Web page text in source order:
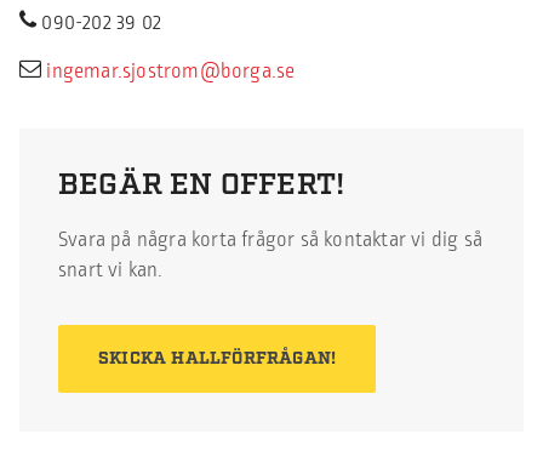
090-202 39 02
ingemar.sjostrom@borga.se
BEGÄR EN OFFERT!
Svara på några korta frågor så kontaktar vi dig så
snart vi kan.
SKICKA HALLFÖRFRÅGAN!